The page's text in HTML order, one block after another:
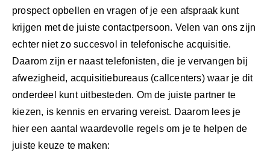
prospect opbellen en vragen of je een afspraak kunt
krijgen met de juiste contactpersoon. Velen van ons zijn
echter niet zo succesvol in telefonische acquisitie.
Daarom zijn er naast telefonisten, die je vervangen bij
afwezigheid, acquisitiebureaus (callcenters) waar je dit
onderdeel kunt uitbesteden. Om de juiste partner te
kiezen, is kennis en ervaring vereist. Daarom lees je
hier een aantal waardevolle regels om je te helpen de
juiste keuze te maken: